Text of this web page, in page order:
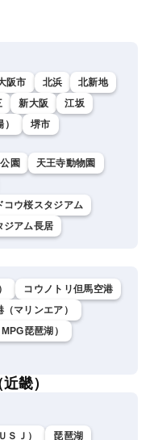
阪市 北浜
北新地
新大阪
江坂
堺市
園
天王寺動物園
コウ桜スタジアム
ジアム長居
コウノトリ但馬空港
マリンエア）
琵琶湖）
畿）
ＳＪ）
琵琶湖